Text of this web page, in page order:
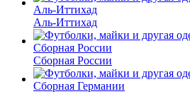
Аль-Иттихад
Сборная России